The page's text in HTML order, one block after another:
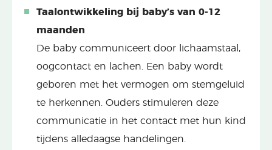
Taalontwikkeling bij baby’s van 0-12
maanden
De baby communiceert door lichaamstaal,
oogcontact en lachen. Een baby wordt
geboren met het vermogen om stemgeluid
te herkennen. Ouders stimuleren deze
communicatie in het contact met hun kind
tijdens alledaagse handelingen.